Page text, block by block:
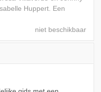
Huppert. Een